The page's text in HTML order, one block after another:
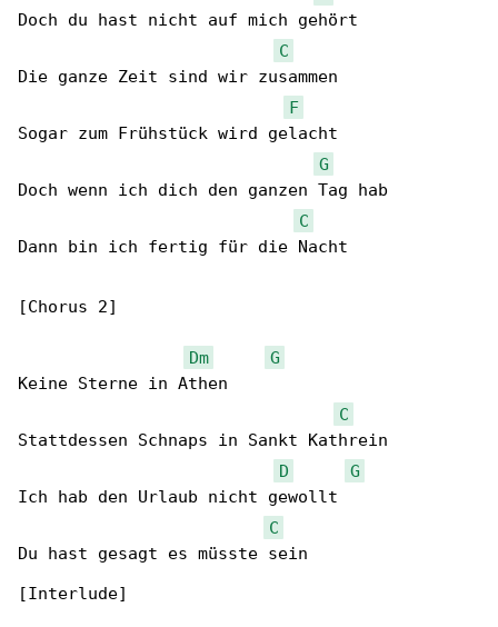
Doch du hast nicht auf mich gehört
C
Die ganze Zeit sind wir zusammen
F
Sogar zum Frühstück wird gelacht
G
Doch wenn ich dich den ganzen Tag hab
C
Dann bin ich fertig für die Nacht
[Chorus 2]
Dm
G
Keine Sterne in Athen
C
Stattdessen Schnaps in Sankt Kathrein
D
G
Ich hab den Urlaub nicht gewollt
C
Du hast gesagt es müsste sein
[Interlude]